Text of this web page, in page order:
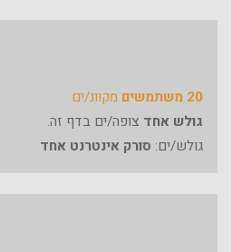
20 משתמשים
מקוונ/ים
גולש אחד צופה/ים בדף זה.
גולש/ים: סורק אינטרנט אחד